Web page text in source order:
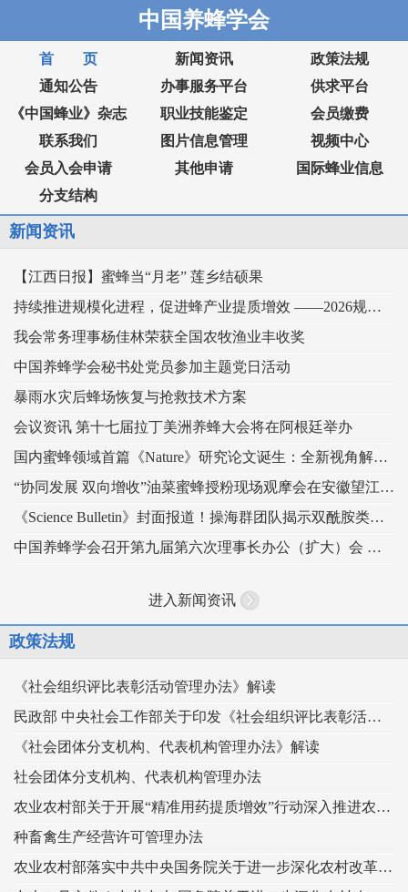
中国养蜂学会
首 页 新闻资讯
政策法规
通知公告
办事服务平台
供求平台
《中国蜂业》杂志
职业技能鉴定
会员缴费
联系我们
图片信息管理
视频中心
会员入会申请
其他申请
国际蜂业信息
分支结构
新闻资讯
【江西日报】蜜蜂当“月老” 莲乡结硕果
持续推进规模化进程，促进蜂产业提质增效 ——2026规模化蜂业交流观摩会在新疆举行
我会常务理事杨佳林荣获全国农牧渔业丰收奖
中国养蜂学会秘书处党员参加主题党日活动
暴雨水灾后蜂场恢复与抢救技术方案
会议资讯 第十七届拉丁美洲养蜂大会将在阿根廷举办
国内蜜蜂领域首篇《Nature》研究论文诞生：全新视角解读蜂王发育的“建筑密码”
“协同发展 双向增收”油菜蜜蜂授粉现场观摩会在安徽望江举办
《Science Bulletin》封面报道！操海群团队揭示双酰胺类杀虫剂影响蜜蜂蜂王生殖
中国养蜂学会召开第九届第六次理事长办公（扩大）会 锚定“十五五” 谋划蜂业高质量发展
进入新闻资讯
政策法规
《社会组织评比表彰活动管理办法》解读
民政部 中央社会工作部关于印发《社会组织评比表彰活动管理办法》的通知
《社会团体分支机构、代表机构管理办法》解读
社会团体分支机构、代表机构管理办法
农业农村部关于开展“精准用药提质增效”行动深入推进农药科学安全使用工作的指导意见
种畜禽生产经营许可管理办法
农业农村部落实中共中央国务院关于进一步深化农村改革扎实推进乡村全面振兴 工作部署的实施意见